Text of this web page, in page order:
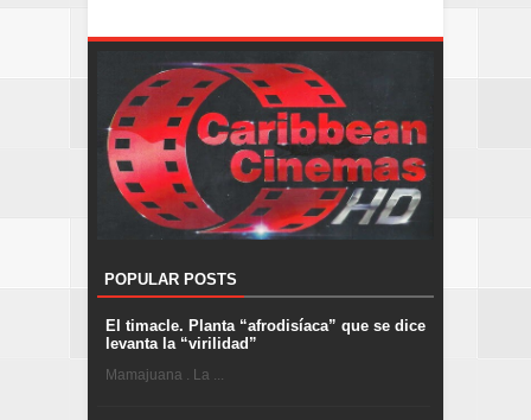
POPULAR POSTS
El timacle. Planta “afrodisíaca” que se dice
levanta la “virilidad”
Mamajuana . La ...